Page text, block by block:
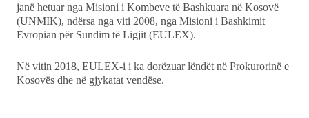
janë hetuar nga Misioni i Kombeve të Bashkuara në Kosovë
(UNMIK), ndërsa nga viti 2008, nga Misioni i Bashkimit
Evropian për Sundim të Ligjit (EULEX).
Në vitin 2018, EULEX-i i ka dorëzuar lëndët në Prokurorinë e
Kosovës dhe në gjykatat vendëse.